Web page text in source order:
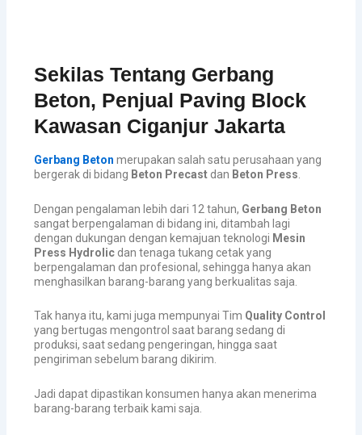
Sekilas Tentang Gerbang
Beton, Penjual Paving Block
Kawasan Ciganjur Jakarta
Gerbang Beton merupakan salah satu perusahaan yang
bergerak di bidang Beton Precast dan Beton Press.
Dengan pengalaman lebih dari 12 tahun, Gerbang Beton
sangat berpengalaman di bidang ini, ditambah lagi
dengan dukungan dengan kemajuan teknologi Mesin
Press Hydrolic dan tenaga tukang cetak yang
berpengalaman dan profesional, sehingga hanya akan
menghasilkan barang-barang yang berkualitas saja.
Tak hanya itu, kami juga mempunyai Tim Quality Control
yang bertugas mengontrol saat barang sedang di
produksi, saat sedang pengeringan, hingga saat
pengiriman sebelum barang dikirim.
Jadi dapat dipastikan konsumen hanya akan menerima
barang-barang terbaik kami saja.